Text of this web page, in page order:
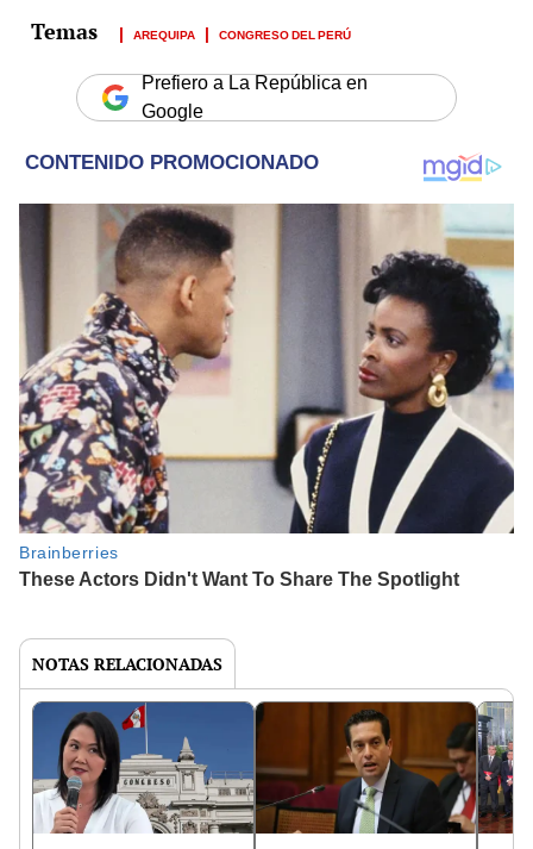
AREQUIPA CONGRESO DEL PERÚ
Prefiero a La República en
Google
NOTAS RELACIONADAS